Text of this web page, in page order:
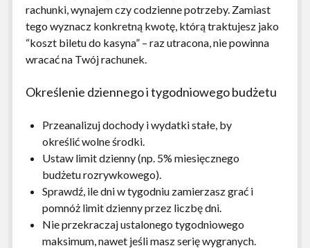
rachunki, wynajem czy codzienne potrzeby. Zamiast
tego wyznacz konkretną kwotę, którą traktujesz jako
“koszt biletu do kasyna” – raz utracona, nie powinna
wracać na Twój rachunek.
Określenie dziennego i tygodniowego budżetu
Przeanalizuj dochody i wydatki stałe, by
określić wolne środki.
Ustaw limit dzienny (np. 5% miesięcznego
budżetu rozrywkowego).
Sprawdź, ile dni w tygodniu zamierzasz grać i
pomnóż limit dzienny przez liczbę dni.
Nie przekraczaj ustalonego tygodniowego
maksimum, nawet jeśli masz serię wygranych.